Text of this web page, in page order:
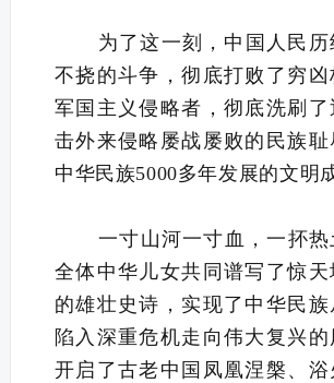
为了这一刻，中国人民历
不挠的斗争，彻底打败了穷凶
军国主义侵略者，彻底洗刷
击外来侵略屡战屡败的民族耻
中华民族5000多年发展的文明
一寸山河一寸血，一抔热
全体中华儿女共同谱写了惊天
的雄壮史诗，实现了中华民
陷入深重危机走向伟大复兴的
开启了古老中国凤凰涅槃、浴